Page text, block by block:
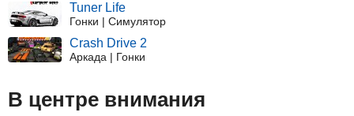
Tuner Life
Гонки | Симулятор
Crash Drive 2
Аркада | Гонки
В центре внимания